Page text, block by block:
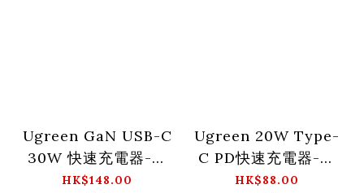
Ugreen GaN USB-C
30W 快速充電器-英
規_CD305-90878
HK$148.00
Ugreen 20W Type-
C PD快速充電器-英
規-白色_CD137 -
HK$88.00